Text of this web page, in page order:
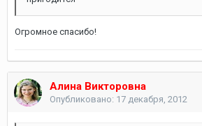
Огромное спасибо!
Алина Викторовна
Опубликовано: 17 декабря, 2012